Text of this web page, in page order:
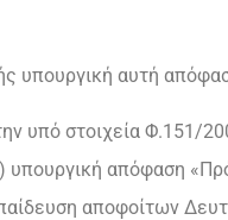
υπουργική αυτή
υπό στοιχεία Φ.151/
υπουργική απόφαση
αποφοίτων